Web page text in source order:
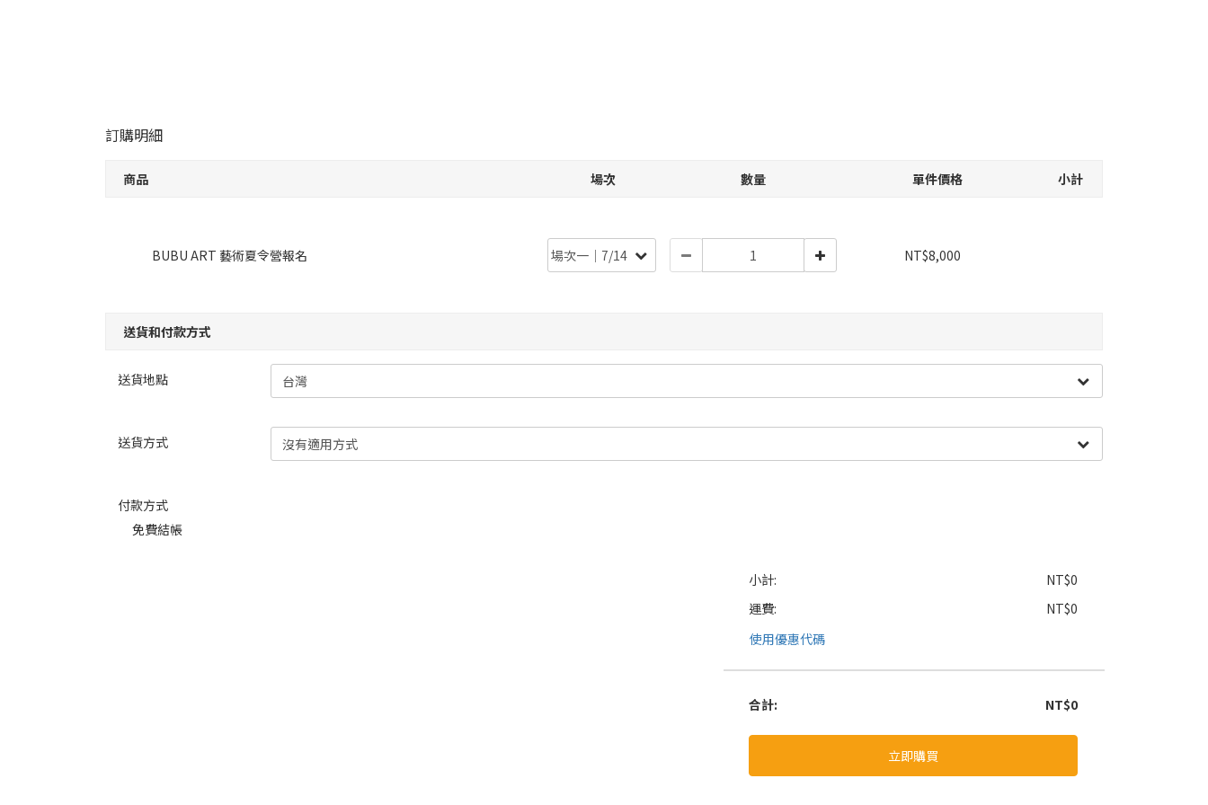
訂購明細
商品 場次 數量 單件價格 小計
BUBU ART 藝術夏令營報名 NT$8,000
送貨和付款方式
送貨地點
送貨方式
付款方式
免費結帳
小計:
NT$0
運費:
NT$0
使用優惠代碼
合計: NT$0
立即購買